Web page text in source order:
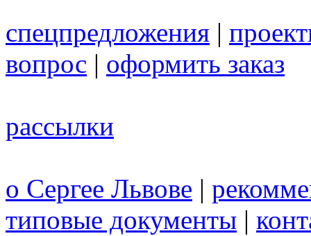
спецпредложения |
вопрос | оформить заказ
рассылки
о Сергее Львове |
типовые документы |